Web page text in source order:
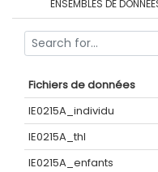
ENSEMBLES DE
Fichiers de données
IE0215A_individu
IE0215A_thl
IE0215A_enfants